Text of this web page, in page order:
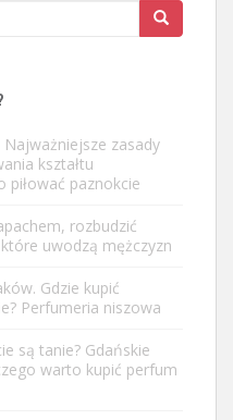
Najważniejsze zasady
kształtu
piłować paznokcie
rozbudzić
uwodzą mężczyzn
Gdzie kupić
Perfumeria niszowa
są tanie? Gdańskie
warto kupić perfum